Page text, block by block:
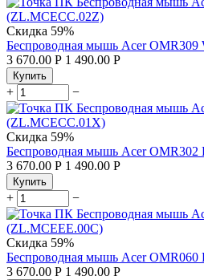
Скидка 59%
Беспроводная мышь Acer
3 670.00 Р 1 490.00 Р
Купить
+ −
Скидка 59%
Беспроводная мышь Acer
3 670.00 Р 1 490.00 Р
Купить
+ −
Скидка 59%
Беспроводная мышь Acer
3 670.00 Р 1 490.00 Р